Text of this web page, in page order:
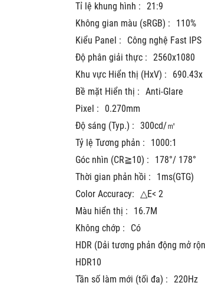
Tỉ lệ khung hình : 21:9
Không gian màu (sRGB) :
110%
Kiểu Panel :
Công nghệ Fast IPS
Độ phân giải thực : 2560x1080
Khu vực Hiển thị (HxV) :
Bề mặt Hiển thị : Anti-Glare
Pixel :
0.270mm
Độ sáng (Typ.) : 300cd/㎡
Tỷ lệ Tương phản :
1000:1
Góc nhìn (CR≧10) :
178°/ 178°
Thời gian phản hồi :
1ms(GTG)
Color Accuracy:
△E< 2
Màu hiển thị :
16.7M
Không chớp :
Có
HDR (Dải tương phản động mở
HDR10
Tần số làm mới (tối đa) : 220Hz